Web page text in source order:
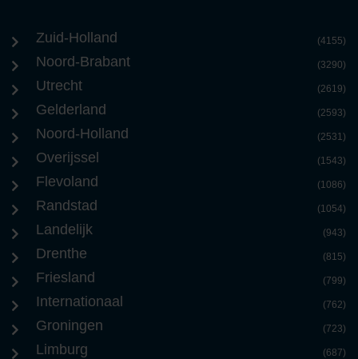
Zuid-Holland (4155)
Noord-Brabant (3290)
Utrecht (2619)
Gelderland (2593)
Noord-Holland (2531)
Overijssel (1543)
Flevoland (1086)
Randstad (1054)
Landelijk (943)
Drenthe (815)
Friesland (799)
Internationaal (762)
Groningen (723)
Limburg (687)